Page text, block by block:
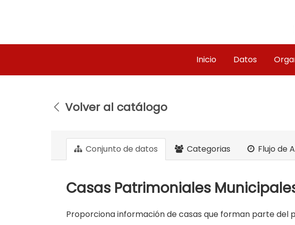
Inicio Datos
Volver al catálogo
Conjunto de datos Categorias Flujo de
Casas Patrimoniales
Proporciona información de casas que forman parte del